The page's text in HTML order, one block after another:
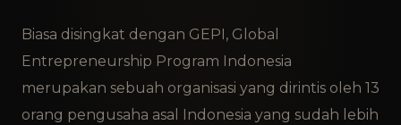
Biasa disingkat dengan GEPI, Global
Entrepreneurship Program Indonesia
merupakan sebuah organisasi yang dirintis oleh 13
orang pengusaha asal Indonesia yang sudah lebih